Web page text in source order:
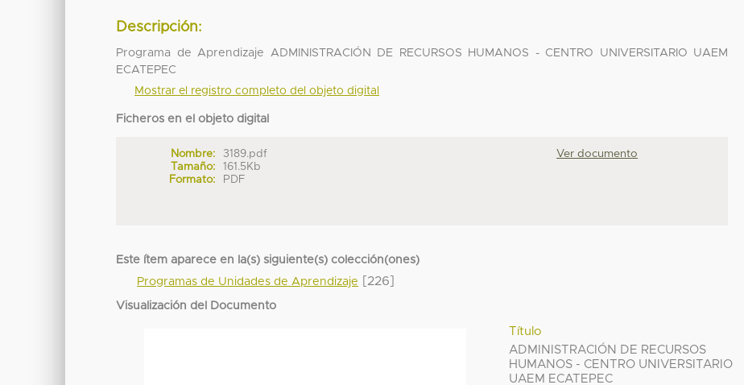
Descripción:
Programa de Aprendizaje ADMINISTRACIÓN DE RECURSOS HUMANOS - CENTRO UNIVERSITARIO UAEM
ECATEPEC
Mostrar el registro completo del objeto digital
Ficheros en el objeto digital
Nombre:
3189.pdf
Tamaño:
161.5Kb
Formato:
PDF
Ver documento
Este ítem aparece en la(s) siguiente(s) colección(ones)
Programas de Unidades de Aprendizaje
[226]
Visualización del Documento
Título
ADMINISTRACIÓN DE RECURSOS
HUMANOS - CENTRO UNIVERSITARIO
UAEM ECATEPEC